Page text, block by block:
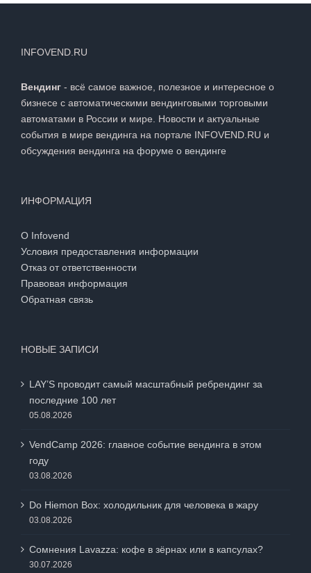
INFOVEND.RU
Вендинг - всё самое важное, полезное и интересное о
бизнесе с автоматическими вендинговыми торговыми
автоматами в России и мире. Новости и актуальные
события в мире вендинга на портале INFOVEND.RU и
обсуждения вендинга на форуме о вендинге
ИНФОРМАЦИЯ
О Infovend
Условия предоставления информации
Отказ от ответственности
Правовая информация
Обратная связь
НОВЫЕ ЗАПИСИ
LAY’S проводит самый масштабный ребрендинг за
последние 100 лет
05.08.2026
VendCamp 2026: главное событие вендинга в этом
году
03.08.2026
Do Hiemon Box: холодильник для человека в жару
03.08.2026
Сомнения Lavazza: кофе в зёрнах или в капсулах?
30.07.2026